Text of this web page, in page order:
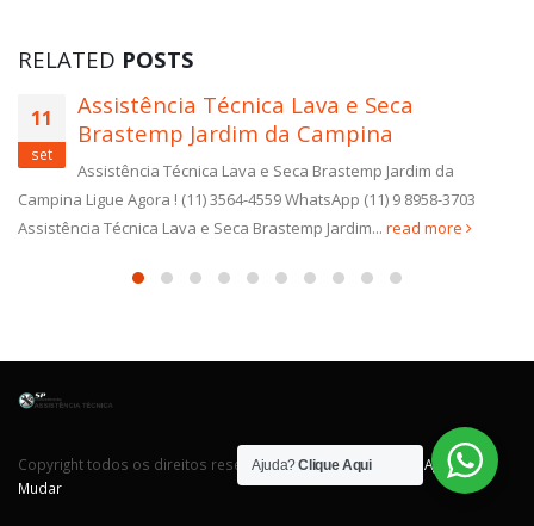
RELATED POSTS
11
set
Assistência Técnica Lava e Seca
Brastemp Jardim da Campina
Assistência Técnica Lava e Seca Brastemp Jardim da
Campina Ligue Agora ! (11) 3564-4559 WhatsApp (11) 9 8958-3703
Assistência Técnica Lava e Seca Brastemp Jardim... read more
Copyright todos os direitos reservados. Desenvolvido por Agência
Mudar
Ajuda?Clique Aqui